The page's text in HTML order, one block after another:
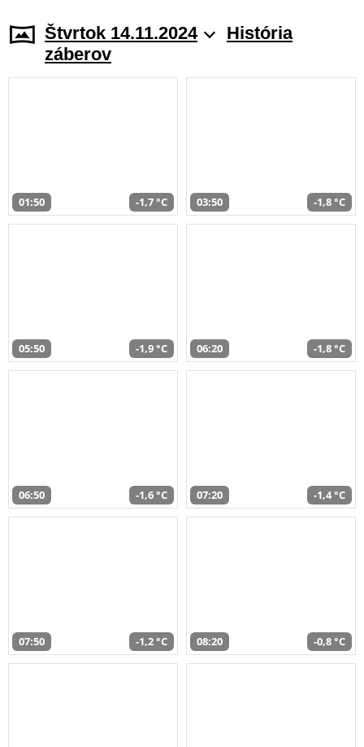
Štvrtok 14.11.2024
História
záberov
01:50 -1,7 °C 03:50 -1,8 °C
05:50 -1,9 °C 06:20 -1,8 °C
06:50 -1,6 °C 07:20 -1,4 °C
07:50 -1,2 °C 08:20 -0,8 °C